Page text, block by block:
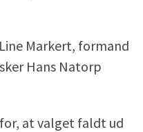
Markert, formand
Hans Natorp
for, at valget faldt ud